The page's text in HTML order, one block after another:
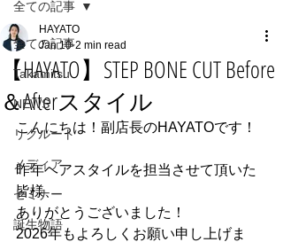
全ての記事
Takamitsu
NEWS
リクルート
メディア
セミナー
誕生物語
全ての記事
【HAYATO】STEP BONE CUT Before
＆Afterスタイル
HAYATO
Jan 10 2 min read
こんにちは！副店長のHAYATOです！
昨年ヘアスタイルを担当させて頂いた
皆様、
ありがとうございました！
2026年もよろしくお願い申し上げま